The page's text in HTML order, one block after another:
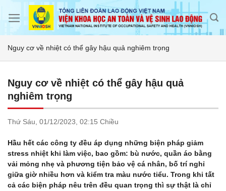
Nguy cơ về nhiệt có thể gây hậu quả nghiêm trọng
Nguy cơ về nhiệt có thể gây hậu quả
nghiêm trọng
Thứ Sáu, 01/12/2023, 02:15 Chiều
Hầu hết các công ty đều áp dụng những biện pháp giảm
stress nhiệt khi làm việc, bao gồm: bù nước, quần áo bằng
vải mỏng nhẹ và phương tiện bảo vệ cá nhân, bố trí nghỉ
giữa giờ nhiều hơn và kiểm tra màu nước tiểu. Trong khi tất
cả các biện pháp nêu trên đều quan trọng thì sự thật là chỉ